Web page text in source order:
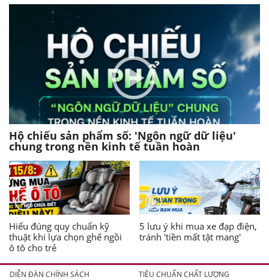
Hộ chiếu sản phẩm số: 'Ngôn ngữ dữ liệu'
chung trong nền kinh tế tuần hoàn
Hiểu đúng quy chuẩn kỹ
thuật khi lựa chọn ghế ngồi
ô tô cho trẻ
5 lưu ý khi mua xe đạp điện,
tránh 'tiền mất tật mang'
DIỄN ĐÀN CHÍNH SÁCH TIÊU CHUẨN CHẤT LƯỢNG